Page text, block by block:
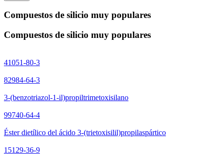
Compuestos de silicio muy populares
Compuestos de silicio muy populares
41051-80-3
82984-64-3
3-(benzotriazol-1-il)propiltrimetoxisilano
99740-64-4
Éster dietílico del ácido 3-(trietoxisilil)propilaspártico
15129-36-9